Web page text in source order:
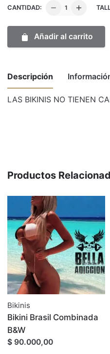
CANTIDAD:
Trikini
Cola
Añadir al carrito
Descripción
LAS BIKINIS NO TIENEN
Productos
Bikinis
Bikini Brasil Combinada
B&W
$ 90.000,00